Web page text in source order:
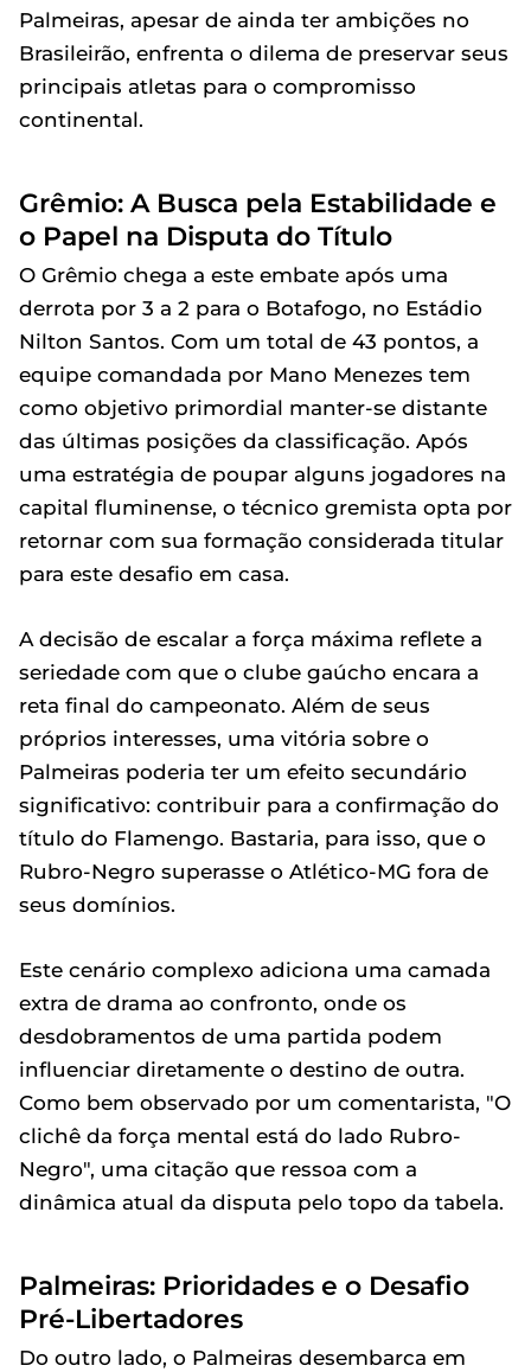
Palmeiras, apesar de ainda ter ambições no
Brasileirão, enfrenta o dilema de preservar seus
principais atletas para o compromisso
continental.
Grêmio: A Busca pela Estabilidade e
o Papel na Disputa do Título
O Grêmio chega a este embate após uma
derrota por 3 a 2 para o Botafogo, no Estádio
Nilton Santos. Com um total de 43 pontos, a
equipe comandada por Mano Menezes tem
como objetivo primordial manter-se distante
das últimas posições da classificação. Após
uma estratégia de poupar alguns jogadores na
capital fluminense, o técnico gremista opta por
retornar com sua formação considerada titular
para este desafio em casa.
A decisão de escalar a força máxima reflete a
seriedade com que o clube gaúcho encara a
reta final do campeonato. Além de seus
próprios interesses, uma vitória sobre o
Palmeiras poderia ter um efeito secundário
significativo: contribuir para a confirmação do
título do Flamengo. Bastaria, para isso, que o
Rubro-Negro superasse o Atlético-MG fora de
seus domínios.
Este cenário complexo adiciona uma camada
extra de drama ao confronto, onde os
desdobramentos de uma partida podem
influenciar diretamente o destino de outra.
Como bem observado por um comentarista, "O
clichê da força mental está do lado Rubro-
Negro", uma citação que ressoa com a
dinâmica atual da disputa pelo topo da tabela.
Palmeiras: Prioridades e o Desafio
Pré-Libertadores
Do outro lado, o Palmeiras desembarca em